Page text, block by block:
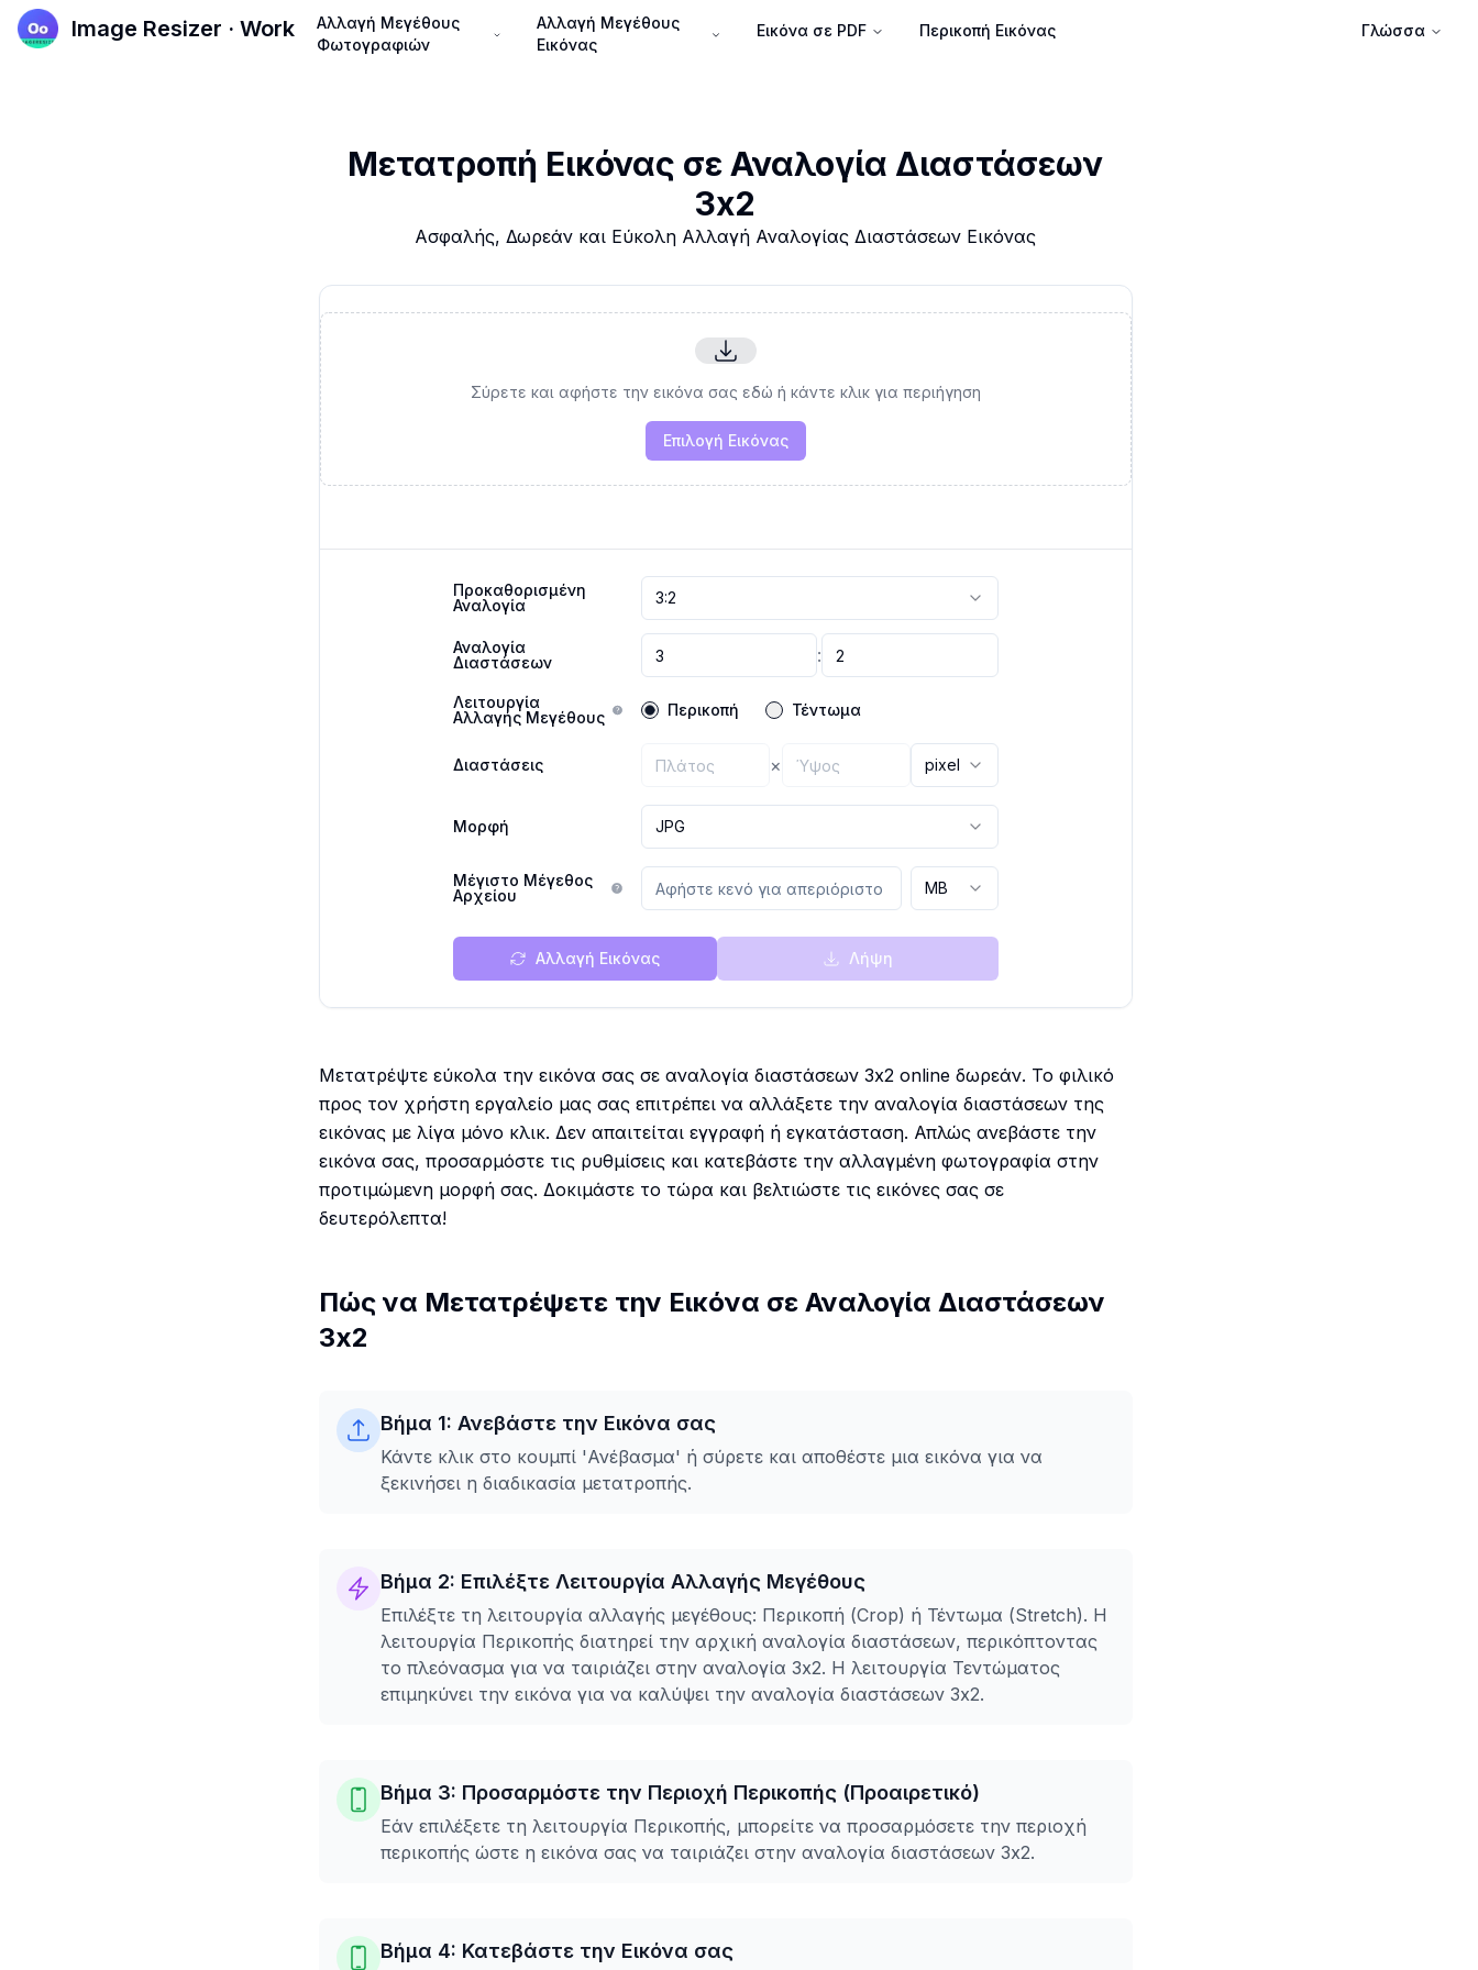
Image Resizer · Work
Αλλαγή Μεγέθους
Φωτογραφιών
Αλλαγή Μεγέθους
Εικόνας
Εικόνα σε PDF Περικοπή Εικόνας Γλώσσα
Μετατροπή Εικόνας σε Αναλογία Διαστάσεων
3x2
Ασφαλής, Δωρεάν και Εύκολη Αλλαγή Αναλογίας Διαστάσεων Εικόνας
Σύρετε και αφήστε την εικόνα σας εδώ ή κάντε κλικ για περιήγηση
Επιλογή Εικόνας
Προκαθορισμένη
Αναλογία
3:2
Αναλογία
Διαστάσεων
:
Λειτουργία
Αλλαγής Μεγέθους
Περικοπή Τέντωμα
Διαστάσεις × pixel
Μορφή JPG
Μέγιστο Μέγεθος
Αρχείου
MB
Αλλαγή Εικόνας Λήψη
Μετατρέψτε εύκολα την εικόνα σας σε αναλογία διαστάσεων 3x2 online δωρεάν. Το φιλικό
προς τον χρήστη εργαλείο μας σας επιτρέπει να αλλάξετε την αναλογία διαστάσεων της
εικόνας με λίγα μόνο κλικ. Δεν απαιτείται εγγραφή ή εγκατάσταση. Απλώς ανεβάστε την
εικόνα σας, προσαρμόστε τις ρυθμίσεις και κατεβάστε την αλλαγμένη φωτογραφία στην
προτιμώμενη μορφή σας. Δοκιμάστε το τώρα και βελτιώστε τις εικόνες σας σε
δευτερόλεπτα!
Πώς να Μετατρέψετε την Εικόνα σε Αναλογία Διαστάσεων
3x2
Βήμα 1: Ανεβάστε την Εικόνα σας
Κάντε κλικ στο κουμπί 'Ανέβασμα' ή σύρετε και αποθέστε μια εικόνα για να
ξεκινήσει η διαδικασία μετατροπής.
Βήμα 2: Επιλέξτε Λειτουργία Αλλαγής Μεγέθους
Επιλέξτε τη λειτουργία αλλαγής μεγέθους: Περικοπή (Crop) ή Τέντωμα (Stretch). Η
λειτουργία Περικοπής διατηρεί την αρχική αναλογία διαστάσεων, περικόπτοντας
το πλεόνασμα για να ταιριάζει στην αναλογία 3x2. Η λειτουργία Τεντώματος
επιμηκύνει την εικόνα για να καλύψει την αναλογία διαστάσεων 3x2.
Βήμα 3: Προσαρμόστε την Περιοχή Περικοπής (Προαιρετικό)
Εάν επιλέξετε τη λειτουργία Περικοπής, μπορείτε να προσαρμόσετε την περιοχή
περικοπής ώστε η εικόνα σας να ταιριάζει στην αναλογία διαστάσεων 3x2.
Βήμα 4: Κατεβάστε την Εικόνα σας